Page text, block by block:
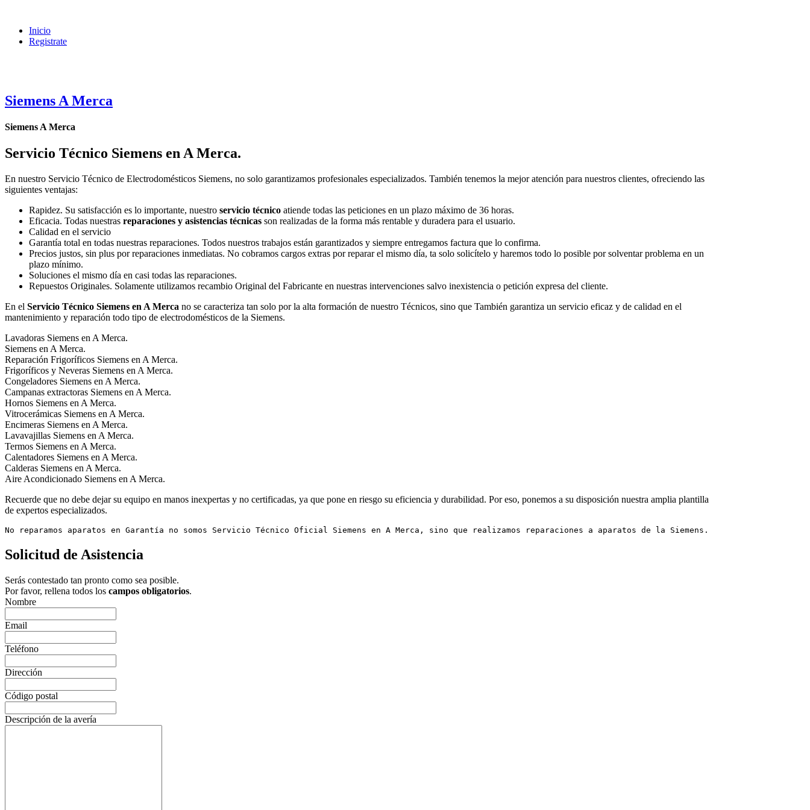
Inicio
Registrate
Siemens A Merca
Siemens A Merca
Servicio Técnico Siemens en A Merca.
En nuestro Servicio Técnico de Electrodomésticos Siemens, no solo garantizamos profesionales especializados. También tenemos la mejor atención para nuestros clientes, ofreciendo las
siguientes ventajas:
Rapidez. Su satisfacción es lo importante, nuestro servicio técnico atiende todas las peticiones en un plazo máximo de 36 horas.
Eficacia. Todas nuestras reparaciones y asistencias técnicas son realizadas de la forma más rentable y duradera para el usuario.
Calidad en el servicio
Garantía total en todas nuestras reparaciones. Todos nuestros trabajos están garantizados y siempre entregamos factura que lo confirma.
Precios justos, sin plus por reparaciones inmediatas. No cobramos cargos extras por reparar el mismo día, ta solo solicítelo y haremos todo lo posible por solventar problema en un
plazo mínimo.
Soluciones el mismo día en casi todas las reparaciones.
Repuestos Originales. Solamente utilizamos recambio Original del Fabricante en nuestras intervenciones salvo inexistencia o petición expresa del cliente.
En el Servicio Técnico Siemens en A Merca no se caracteriza tan solo por la alta formación de nuestro Técnicos, sino que También garantiza un servicio eficaz y de calidad en el
mantenimiento y reparación todo tipo de electrodomésticos de la Siemens.
Lavadoras Siemens en A Merca.
Siemens en A Merca.
Reparación Frigoríficos Siemens en A Merca.
Frigoríficos y Neveras Siemens en A Merca.
Congeladores Siemens en A Merca.
Campanas extractoras Siemens en A Merca.
Hornos Siemens en A Merca.
Vitrocerámicas Siemens en A Merca.
Encimeras Siemens en A Merca.
Lavavajillas Siemens en A Merca.
Termos Siemens en A Merca.
Calentadores Siemens en A Merca.
Calderas Siemens en A Merca.
Aire Acondicionado Siemens en A Merca.
Recuerde que no debe dejar su equipo en manos inexpertas y no certificadas, ya que pone en riesgo su eficiencia y durabilidad. Por eso, ponemos a su disposición nuestra amplia plantilla
de expertos especializados.
No reparamos aparatos en Garantía no somos Servicio Técnico Oficial Siemens en A Merca, sino que realizamos reparaciones a aparatos de la Siemens.
Solicitud de Asistencia
Serás contestado tan pronto como sea posible.
Por favor, rellena todos los campos obligatorios.
Nombre
Email
Teléfono
Dirección
Código postal
Descripción de la avería